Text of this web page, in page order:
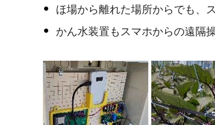
ほ場から離れた場所からでも、
かん水装置もスマホからの遠隔